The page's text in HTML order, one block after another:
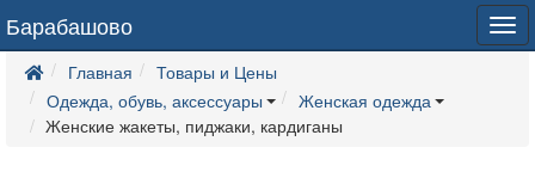
Барабашово
Главная
Товары и Цены
Одежда, обувь, аксессуары
Женская одежда
Женские жакеты, пиджаки, кардиганы